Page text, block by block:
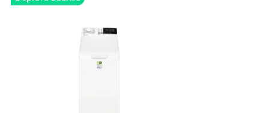
DŘEZY A BATERIE